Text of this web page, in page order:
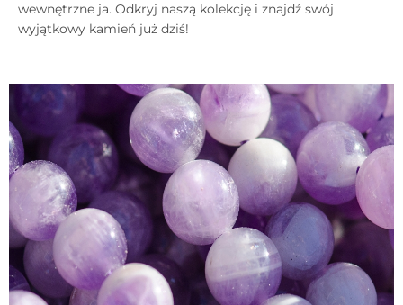
wewnętrzne ja. Odkryj naszą kolekcję i znajdź swój
wyjątkowy kamień już dziś!